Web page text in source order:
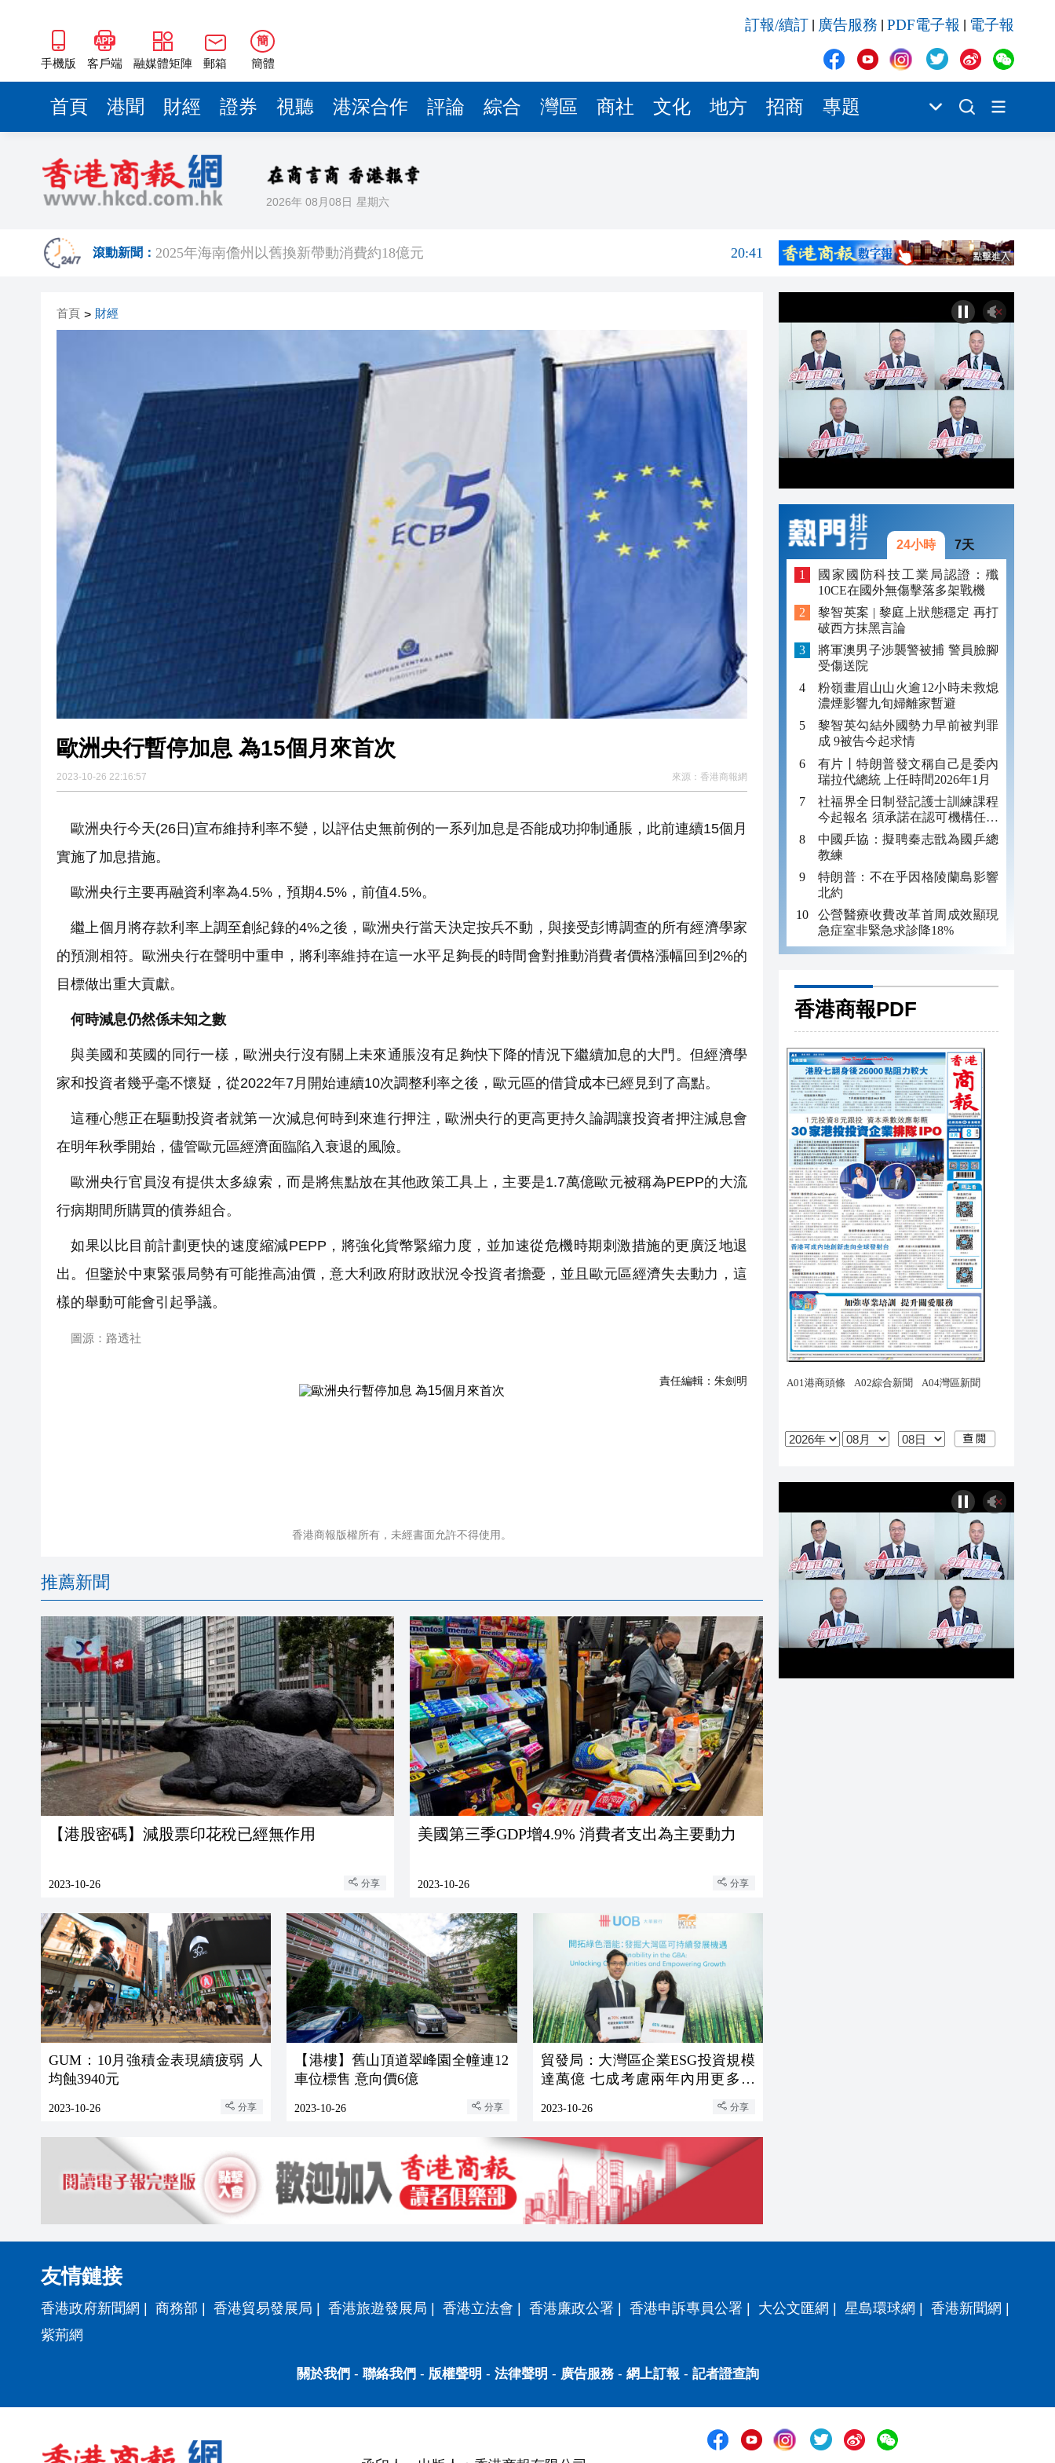
手機版 客戶端 融媒體矩陣 郵箱
簡
簡體
訂報/續訂 廣告服務 PDF電子報 電子報
首頁 港聞 財經 證券 視聽 港深合作 評論 綜合 灣區 商社 文化 地方 招商 專題
2026年 08月08日 星期六
滾動新聞：
瀋陽鐵西校園閱讀活動解鎖閱讀新玩法
20:39
黎智英案｜吳良好：依法公正處理黎智英求情 罪證如山豈能妄想輕判
騰出更多時間專注做好宏福苑火災獨立委員會工作 李家超暫停3項公職委任
21:04
海南澄邁文儒煥新升級 五組數據見證文儒沉香從傳統邁向現代
梁振英率港區全國政協委員考察團來瓊考察
山東26戶省屬國企去年合計營收2.58萬億 利潤總額近936億
20:40
騰出更多時間專注做好宏福苑火災獨立委員會工作 李家超暫停3項公職委任
50餘位頂尖專家共話時代命題
海南澄邁文儒煥新升級 五組數據見證文儒沉香從傳統邁向現代
梁振英率港區全國政協委員考察團來瓊考察
2025年海南儋州以舊換新帶動消費約18億元
20:41
山東26戶省屬國企去年合計營收2.58萬億 利潤總額近936億
20:40
瀋陽鐵西校園閱讀活動解鎖閱讀新玩法
20:39
首頁 > 財經
歐洲央行暫停加息 為15個月來首次
2023-10-26 22:16:57 來源： 香港商報網
歐洲央行今天(26日)宣布維持利率不變，以評估史無前例的一系列加息是否能成功抑制通脹，此前連續15個月
實施了加息措施。
歐洲央行主要再融資利率為4.5%，預期4.5%，前值4.5%。
繼上個月將存款利率上調至創紀錄的4%之後，歐洲央行當天決定按兵不動，與接受彭博調查的所有經濟學家
的預測相符。歐洲央行在聲明中重申，將利率維持在這一水平足夠長的時間會對推動消費者價格漲幅回到2%的
目標做出重大貢獻。
何時減息仍然係未知之數
與美國和英國的同行一樣，歐洲央行沒有關上未來通脹沒有足夠快下降的情況下繼續加息的大門。但經濟學
家和投資者幾乎毫不懷疑，從2022年7月開始連續10次調整利率之後，歐元區的借貸成本已經見到了高點。
這種心態正在驅動投資者就第一次減息何時到來進行押注，歐洲央行的更高更持久論調讓投資者押注減息會
在明年秋季開始，儘管歐元區經濟面臨陷入衰退的風險。
歐洲央行官員沒有提供太多線索，而是將焦點放在其他政策工具上，主要是1.7萬億歐元被稱為PEPP的大流
行病期間所購買的債券組合。
如果以比目前計劃更快的速度縮減PEPP，將強化貨幣緊縮力度，並加速從危機時期刺激措施的更廣泛地退
出。但鑒於中東緊張局勢有可能推高油價，意大利政府財政狀況令投資者擔憂，並且歐元區經濟失去動力，這
樣的舉動可能會引起爭議。
圖源：路透社
責任編輯： 朱劍明
香港商報版權所有，未經書面允許不得使用。
推薦新聞
【港股密碼】減股票印花稅已經無作用
2023-10-26 分享
美國第三季GDP增4.9% 消費者支出為主要動力
2023-10-26 分享
GUM：10月強積金表現續疲弱 人
均蝕3940元
2023-10-26 分享
【港樓】舊山頂道翠峰園全幢連12
車位標售 意向價6億
2023-10-26 分享
貿發局：大灣區企業ESG投資規模
達萬億 七成考慮兩年內用更多香
2023-10-26 分享
24小時 7天
國家國防科技工業局認證：殲
10CE在國外無傷擊落多架戰機
黎智英案 | 黎庭上狀態穩定 再打
破西方抹黑言論
將軍澳男子涉襲警被捕 警員臉腳
受傷送院
粉嶺畫眉山山火逾12小時未救熄
濃煙影響九旬婦離家暫避
黎智英勾結外國勢力早前被判罪
成 9被告今起求情
有片丨特朗普發文稱自己是委內
瑞拉代總統 上任時間2026年1月
社福界全日制登記護士訓練課程
今起報名 須承諾在認可機構任職
至少三年
中國乒協：擬聘秦志戩為國乒總
教練
特朗普：不在乎因格陵蘭島影響
北約
公營醫療收費改革首周成效顯現
急症室非緊急求診降18%
香港商報PDF
友情鏈接
香港政府新聞網 商務部 香港貿易發展局 香港旅遊發展局 香港立法會 香港廉政公署 香港申訴專員公署 大公文匯網 星島環球網 香港新聞網
紫荊網
關於我們 - 聯絡我們 - 版權聲明 - 法律聲明 - 廣告服務- 網上訂報 - 記者證查詢